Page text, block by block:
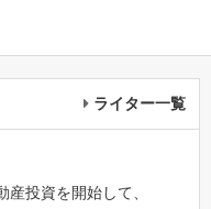
ライター一覧
投資を開始して、